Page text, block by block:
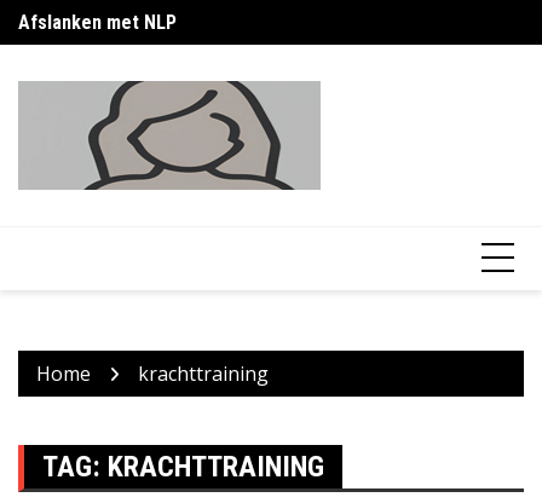
Skip
to
Afslanken met NLP
Afvallen zonder honger: zo pak je het slim aan
Home krachttraining
TAG: KRACHTTRAINING